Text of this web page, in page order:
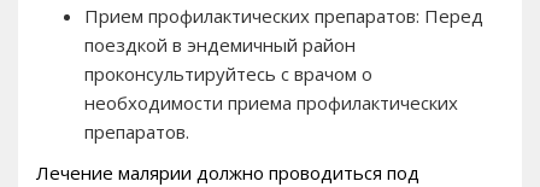
Прием профилактических препаратов: Перед
поездкой в эндемичный район
проконсультируйтесь с врачом о
необходимости приема профилактических
препаратов.
Лечение малярии должно проводиться под